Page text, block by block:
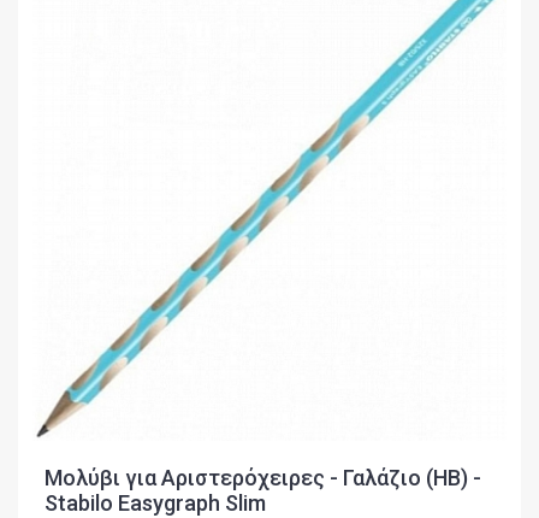
Μολύβι για Αριστερόχειρες - Γαλάζιο (ΗΒ) -
Stabilo Easygraph Slim